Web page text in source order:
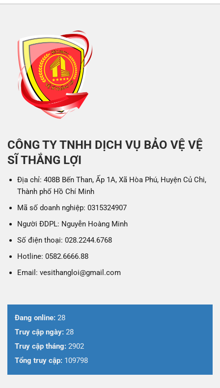
CÔNG TY TNHH DỊCH VỤ BẢO VỆ VỆ
SĨ THẮNG LỢI
Địa chỉ: 408B Bến Than, Ấp 1A, Xã Hòa Phú, Huyện Củ Chi,
Thành phố Hồ Chí Minh
Mã số doanh nghiệp: 0315324907
Người ĐDPL: Nguyễn Hoàng Minh
Số điện thoại: 028.2244.6768
Hotline: 0582.6666.88
Email: vesithangloi@gmail.com
Đang online: 28
Truy cập ngày: 28
Truy cập tháng: 2902
Tổng truy cập: 109798